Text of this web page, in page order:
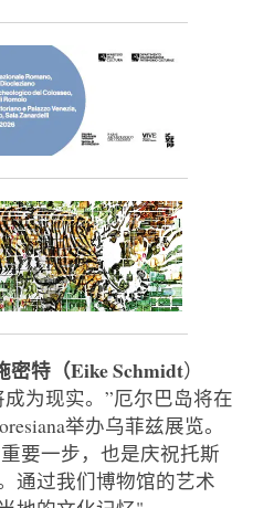
密特（Eike Schmidt）
为现实。”厄尔巴岛将在
举办乌菲兹展览。
要一步，也是庆祝托斯
通过我们博物馆的艺术